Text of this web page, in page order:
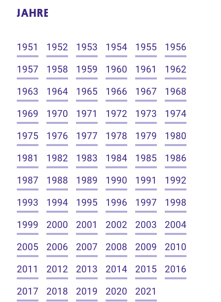
JAHRE
1951 1952 1953 1954 1955
1956
1957
1958 1959 1960 1961
1962
1963
1964 1965 1966 1967
1968
1969
1970 1971 1972 1973
1974
1975
1976 1977 1978 1979
1980
1981
1982 1983 1984 1985
1986
1987
1988 1989 1990 1991
1992
1993
1994 1995 1996 1997
1998
1999
2000 2001 2002 2003
2004
2005
2006 2007 2008 2009
2010
2011
2012 2013 2014 2015
2016
2017
2018 2019 2020 2021